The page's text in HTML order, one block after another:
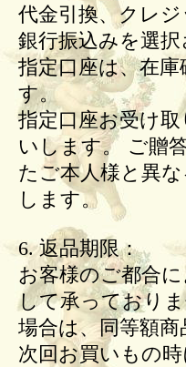
代金引換、クレ
銀行振込みを選
指定口座は、在
す。
指定口座お受け
いします。 ご贈
たご本人様と異
します。
6. 返品期限：
お客様のご都合
して承っており
場合は、同等額
次回お買いもの